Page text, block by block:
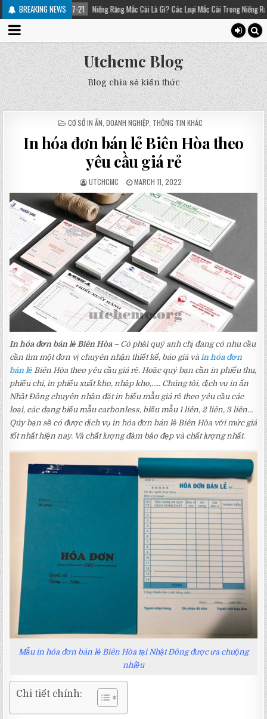
BREAKING NEWS
Niềng Răng Mắc Cài Là Gì? Các Loại Mắc Cài Trong Niềng Răng – Platinum Dental
Utchcmc Blog
Blog chia sẻ kiến thức
POSTED
CƠ SỞ IN ẤN DOANH NGHIỆP THÔNG TIN KHÁC
In hóa đơn bán lẻ Biên Hòa theo
yêu cầu giá rẻ
UTCHCMC MARCH 11, 2022
In hóa đơn bán lẻ Biên Hòa– Có phải quý anh chị đang có nhu cầu
cần tìm một đơn vị chuyên nhận thiết kế, báo giá vàin hóa đơn
bán lẻ Biên Hòa theo yêu cầu giá rẻ. Hoặc quý bạn cần in phiếu thu,
phiếu chi, in phiếu xuất kho, nhập kho,….. Chúng tôi, dịch vụ in ấn
Nhật Đông chuyên nhận đặt in biểu mẫu giá rẻ theo yêu cầu các
loại, các dạng biểu mẫu carbonless, biểu mẫu 1 liên, 2 liên, 3 liên…
Qúy bạn sẽ có được dịch vụ in hóa đơn bán lẻ Biên Hòa với mức giá
tốt nhất hiện nay. Và chất lượng đảm bảo đẹp và chất lượng nhất.
Mẫu in hóa đơn bán lẻ Biên Hòa tại Nhật Đông được ưa chuộng
nhiều
Chi tiết chính: